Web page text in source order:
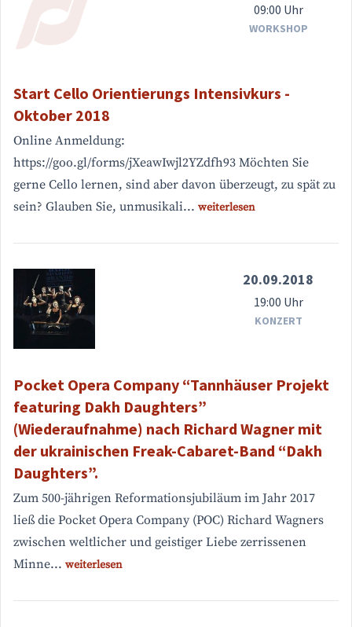
09:00 Uhr
WORKSHOP
Start Cello Orientierungs Intensivkurs -
Oktober 2018
Online Anmeldung:
https://goo.gl/forms/jXeawIwjl2YZdfh93 Möchten Sie
gerne Cello lernen, sind aber davon überzeugt, zu spät zu
sein? Glauben Sie, unmusikali... weiterlesen
20.09.2018
19:00 Uhr
KONZERT
Pocket Opera Company “Tannhäuser Projekt
featuring Dakh Daughters”
(Wiederaufnahme) nach Richard Wagner mit
der ukrainischen Freak-Cabaret-Band “Dakh
Daughters”.
Zum 500-jährigen Reformationsjubiläum im Jahr 2017
ließ die Pocket Opera Company (POC) Richard Wagners
zwischen weltlicher und geistiger Liebe zerrissenen
Minne... weiterlesen